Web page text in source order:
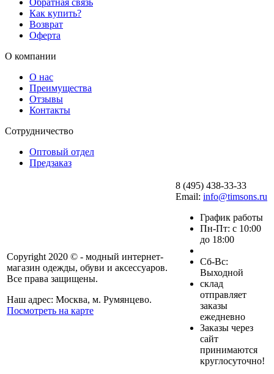
Обратная связь
Как купить?
Возврат
Оферта
О компании
О нас
Преимущества
Отзывы
Контакты
Сотрудничество
Оптовый отдел
Предзаказ
Copyright 2020 © - модный интернет-
магазин одежды, обуви и аксессуаров.
Все права защищены.
Наш адрес: Москва, м. Румянцево.
Посмотреть на карте
8 (495) 438-33-33
Email: info@timsons.ru
График работы
Пн-Пт: с 10:00
до 18:00
Cб-Вс:
Выходной
склад
отправляет
заказы
ежедневно
Заказы через
сайт
принимаются
круглосуточно!